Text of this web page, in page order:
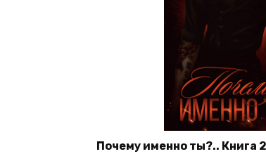
Почему именно ты?.. Книга